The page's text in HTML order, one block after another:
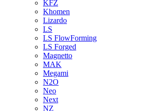
KFZ
Khomen
Lizardo
LS
LS FlowForming
LS Forged
Magnetto
MAK
Megami
N2O
Neo
Next
NZ